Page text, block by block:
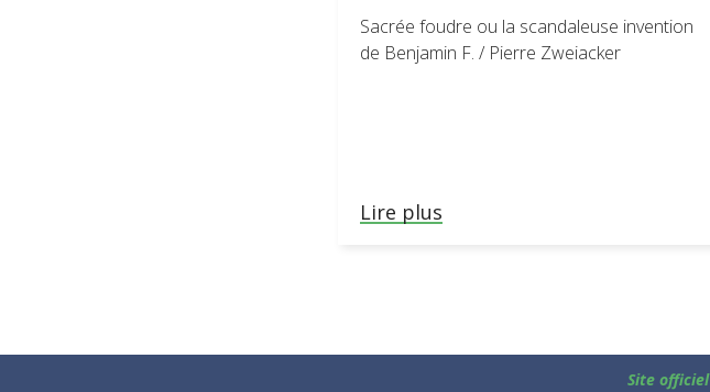
Sacrée foudre ou la scandaleuse invention
de Benjamin F. / Pierre Zweiacker
Lire plus
Site officiel